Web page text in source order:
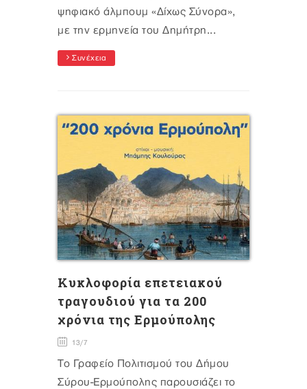
ψηφιακό άλμπουμ «Δίχως Σύνορα»,
με την ερμηνεία του Δημήτρη...
Συνέχεια
Κυκλοφορία επετειακού
τραγουδιού για τα 200
χρόνια της Ερμούπολης
13/7
Το Γραφείο Πολιτισμού του Δήμου
Σύρου-Ερμούπολης παρουσιάζει το